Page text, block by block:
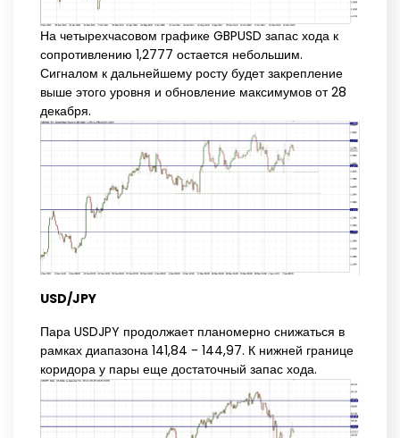
На четырехчасовом графике GBPUSD запас хода к
сопротивлению 1,2777 остается небольшим.
Сигналом к дальнейшему росту будет закрепление
выше этого уровня и обновление максимумов от 28
декабря.
USD/JPY
Пара USDJPY продолжает планомерно снижаться в
рамках диапазона 141,84 - 144,97. К нижней границе
коридора у пары еще достаточный запас хода.